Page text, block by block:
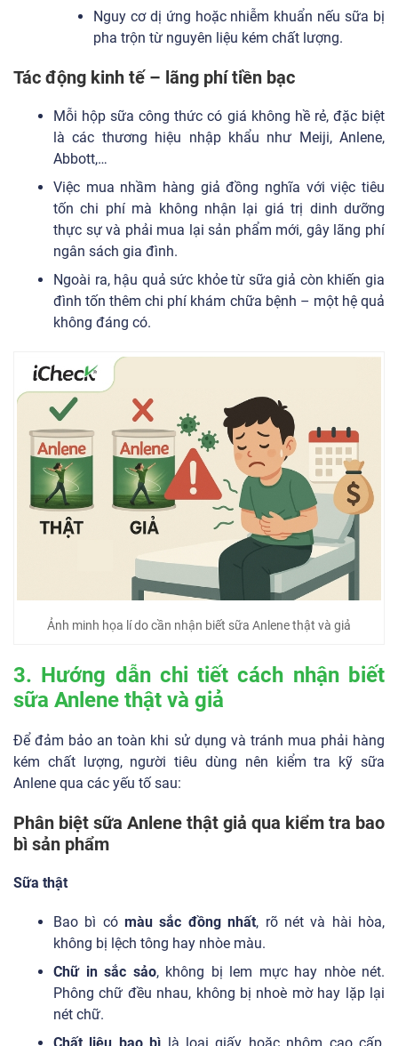
Nguy cơ dị ứng hoặc nhiễm khuẩn nếu sữa bị
pha trộn từ nguyên liệu kém chất lượng.
Tác động kinh tế – lãng phí tiền bạc
Mỗi hộp sữa công thức có giá không hề rẻ, đặc biệt
là các thương hiệu nhập khẩu như Meiji, Anlene,
Abbott,…
Việc mua nhầm hàng giả đồng nghĩa với việc tiêu
tốn chi phí mà không nhận lại giá trị dinh dưỡng
thực sự và phải mua lại sản phẩm mới, gây lãng phí
ngân sách gia đình.
Ngoài ra, hậu quả sức khỏe từ sữa giả còn khiến gia
đình tốn thêm chi phí khám chữa bệnh – một hệ quả
không đáng có.
Ảnh minh họa lí do cần nhận biết sữa Anlene thật và giả
3. Hướng dẫn chi tiết cách nhận biết
sữa Anlene thật và giả
Để đảm bảo an toàn khi sử dụng và tránh mua phải hàng
kém chất lượng, người tiêu dùng nên kiểm tra kỹ sữa
Anlene qua các yếu tố sau:
Phân biệt sữa Anlene thật giả qua kiểm tra bao
bì sản phẩm
Sữa thật
Bao bì cómàu sắc đồng nhất, rõ nét và hài hòa,
không bị lệch tông hay nhòe màu.
Chữ in sắc sảo, không bị lem mực hay nhòe nét.
Phông chữ đều nhau, không bị nhoè mờ hay lặp lại
nét chữ.
Chất liệu bao bì là loại giấy hoặc nhôm cao cấp,